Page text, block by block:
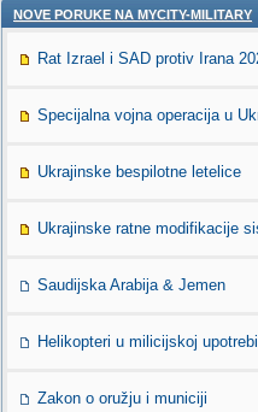
NOVE PORUKE NA MYCITY-MILITARY
Rat Izrael i SAD protiv Irana
Specijalna vojna operacija u
Ukrajinske bespilotne letelice
Ukrajinske ratne modifikacije
Saudijska Arabija & Jemen
Helikopteri u milicijskoj upotrebi
Zakon o oružju i municiji